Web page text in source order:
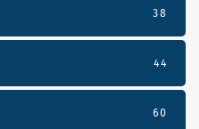
38
44
60